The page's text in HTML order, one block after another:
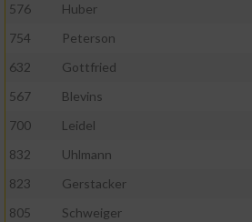
576
Huber
754
Peterson
632
Gottfried
567
Blevins
700
Leidel
832
Uhlmann
823
Gerstacker
805
Schweiger